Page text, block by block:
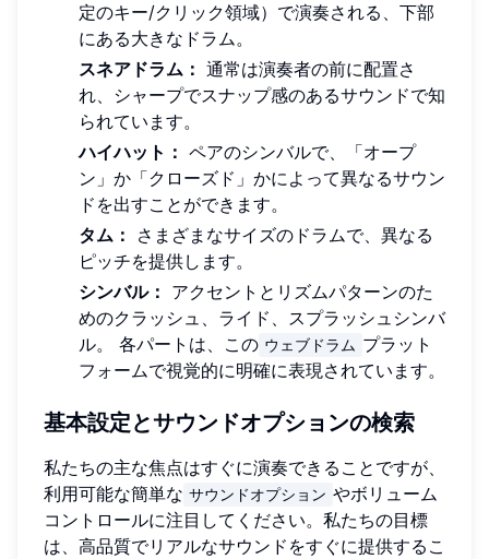
定のキー/クリック領域）で演奏される、下部
にある大きなドラム。
スネアドラム： 通常は演奏者の前に配置さ
れ、シャープでスナップ感のあるサウンドで知
られています。
ハイハット： ペアのシンバルで、「オープ
ン」か「クローズド」かによって異なるサウン
ドを出すことができます。
タム：
さまざまなサイズのドラムで、異なる
ピッチを提供します。
シンバル： アクセントとリズムパターンのた
めのクラッシュ、ライド、スプラッシュシンバ
ル。 各パートは、この ウェブドラム プラット
フォームで視覚的に明確に表現されています。
基本設定とサウンドオプションの検索
私たちの主な焦点はすぐに演奏できることですが、
利用可能な簡単な サウンドオプション やボリューム
コントロールに注目してください。私たちの目標
は、高品質でリアルなサウンドをすぐに提供するこ